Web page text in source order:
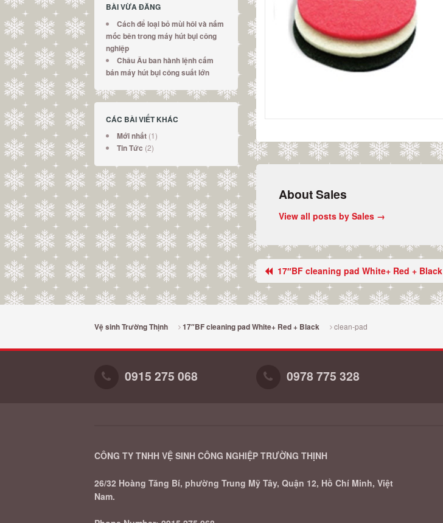
About Sales
View all posts by Sales →
17″BF cleaning pad White+ Red + Black
BÀI VỪA ĐĂNG
Cách để loại bỏ mùi hôi và nấm
mốc bên trong máy hút bụi công
nghiệp
Châu Âu ban hành lệnh cấm
bán máy hút bụi công suất lớn
CÁC BÀI VIẾT KHÁC
Mới nhất (1)
Tin Tức (2)
Vệ sinh Trường Thịnh 17″BF cleaning pad White+ Red + Black clean-pad
0915 275 068 0978 775 328
CÔNG TY TNHH VỆ SINH CÔNG NGHIỆP TRƯỜNG THỊNH
26/32 Hoàng Tăng Bí, phường Trung Mỹ Tây, Quận 12, Hồ Chí Minh, Việt
Nam.